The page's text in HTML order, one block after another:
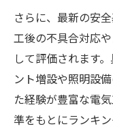
さらに、最新の安
工後の不具合対応
して評価されます
ント増設や照明設
た経験が豊富な電
準をもとにランキ